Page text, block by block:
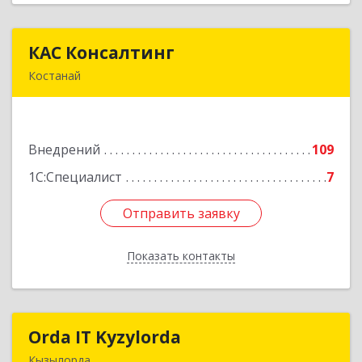
КАС Консалтинг
Костанай
Внедрений
109
1С:Специалист
7
Отправить заявку
Показать контакты
Отправить заявку
Назад
Orda IT Kyzylorda